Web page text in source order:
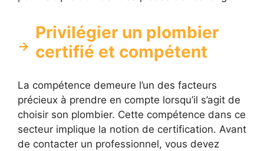
Privilégier un plombier
certifié et compétent
La compétence demeure l’un des facteurs
précieux à prendre en compte lorsqu’il s’agit de
choisir son plombier. Cette compétence dans ce
secteur implique la notion de certification. Avant
de contacter un professionnel, vous devez